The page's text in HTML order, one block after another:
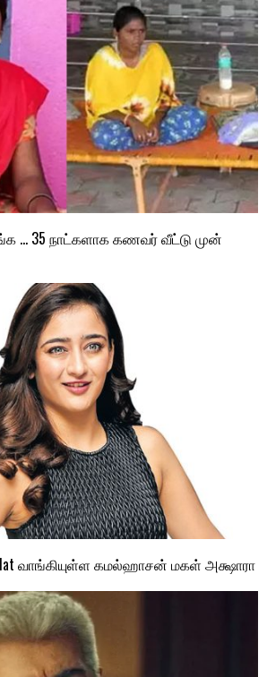
… 35 நாட்களாக கணவர் வீட்டு முன்
வாங்கியுள்ள கமல்ஹாசன் மகள் அக்ஷாரா